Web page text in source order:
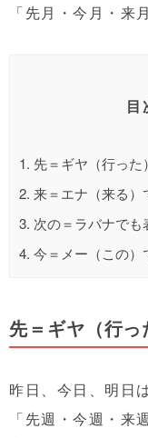
「先月・今月・来
目
1. 先＝ギヤ（行った
2. 来＝エナ（来る）
3. 次の＝ラバナでも
4. 今＝メー（この）
先＝ギヤ（行
昨日、今日、明日
「先週・今週・来